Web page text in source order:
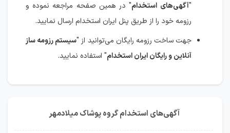
"آگهی‌های استخدام" در همین صفحه مراجعه نموده و
رزومه خود را از طریق پنل ایران استخدام ارسال نمایید.
جهت ساخت رزومه رایگان می‌توانید از "سیستم رزومه ساز
آنلاین و رایگان ایران استخدام" استفاده نمایید.
آگهی‌های استخدام گروه پوشاک میلادمهر